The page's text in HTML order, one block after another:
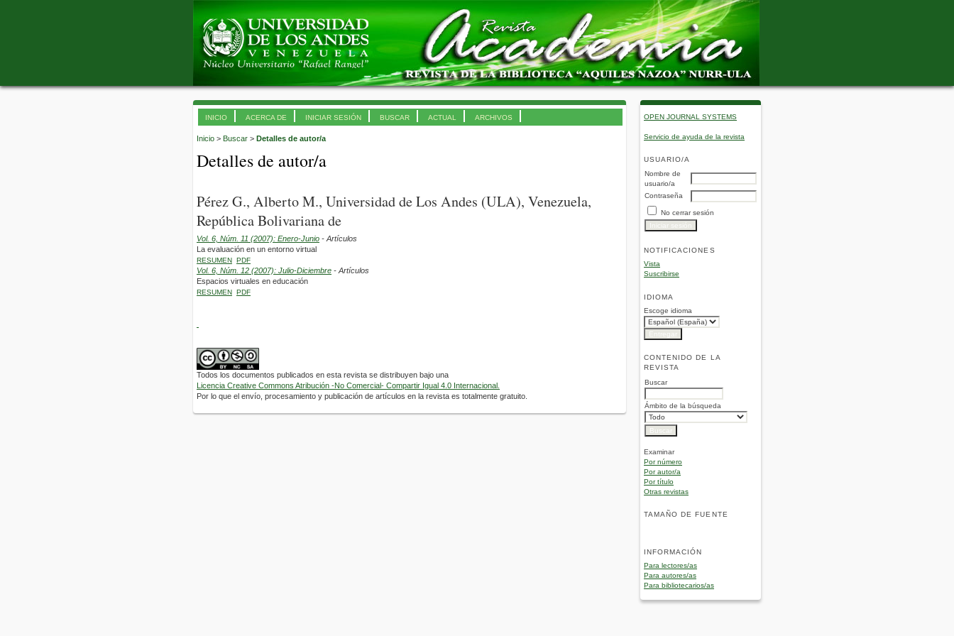
OPEN JOURNAL SYSTEMS
Servicio de ayuda de la revista
USUARIO/A
Nombre de
usuario/a
Contraseña
No cerrar sesión
NOTIFICACIONES
Vista
Suscribirse
IDIOMA
Escoge idioma
CONTENIDO DE LA
REVISTA
Buscar
Ámbito de la búsqueda
Examinar
Por número
Por autor/a
Por título
Otras revistas
TAMAÑO DE FUENTE
INFORMACIÓN
Para lectores/as
Para autores/as
Para bibliotecarios/as
INICIO ACERCA DE INICIAR SESIÓN BUSCAR ACTUAL ARCHIVOS
Inicio > Buscar > Detalles de autor/a
Detalles de autor/a
Pérez G., Alberto M., Universidad de Los Andes (ULA), Venezuela,
República Bolivariana de
Vol. 6, Núm. 11 (2007): Enero-Junio - Artículos
La evaluación en un entorno virtual
RESUMEN PDF
Vol. 6, Núm. 12 (2007): Julio-Diciembre - Artículos
Espacios virtuales en educación
RESUMEN PDF
Todos los documentos publicados en esta revista se distribuyen bajo una
Licencia Creative Commons Atribución -No Comercial- Compartir Igual 4.0 Internacional.
Por lo que el envío, procesamiento y publicación de artículos en la revista es totalmente gratuito.